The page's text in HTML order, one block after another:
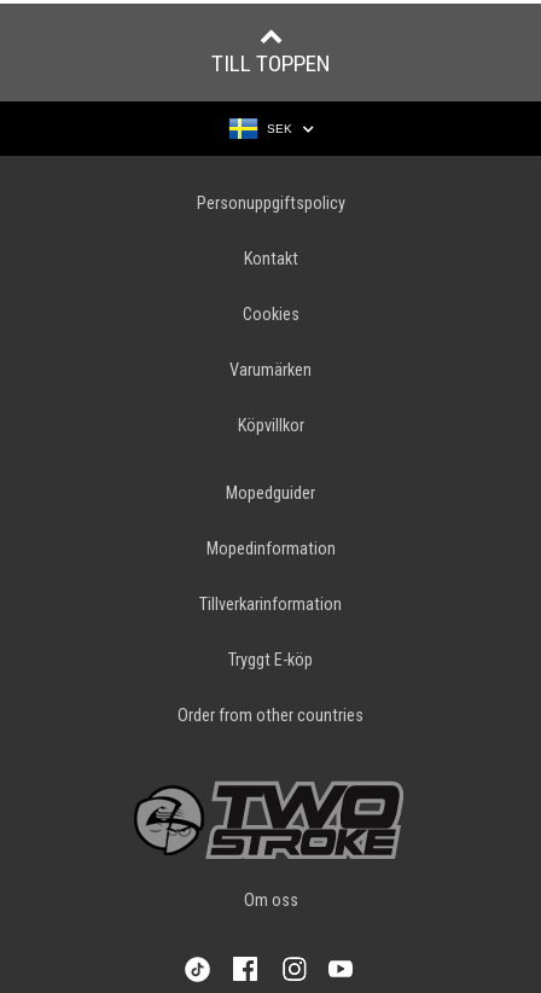
TILL TOPPEN
SEK
Personuppgiftspolicy
Kontakt
Cookies
Varumärken
Köpvillkor
Mopedguider
Mopedinformation
Tillverkarinformation
Tryggt E-köp
Order from other countries
Om oss